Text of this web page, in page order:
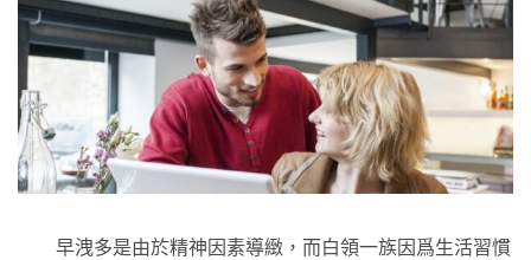
早洩多是由於精神因素導緻，而白領一族因爲生活習慣